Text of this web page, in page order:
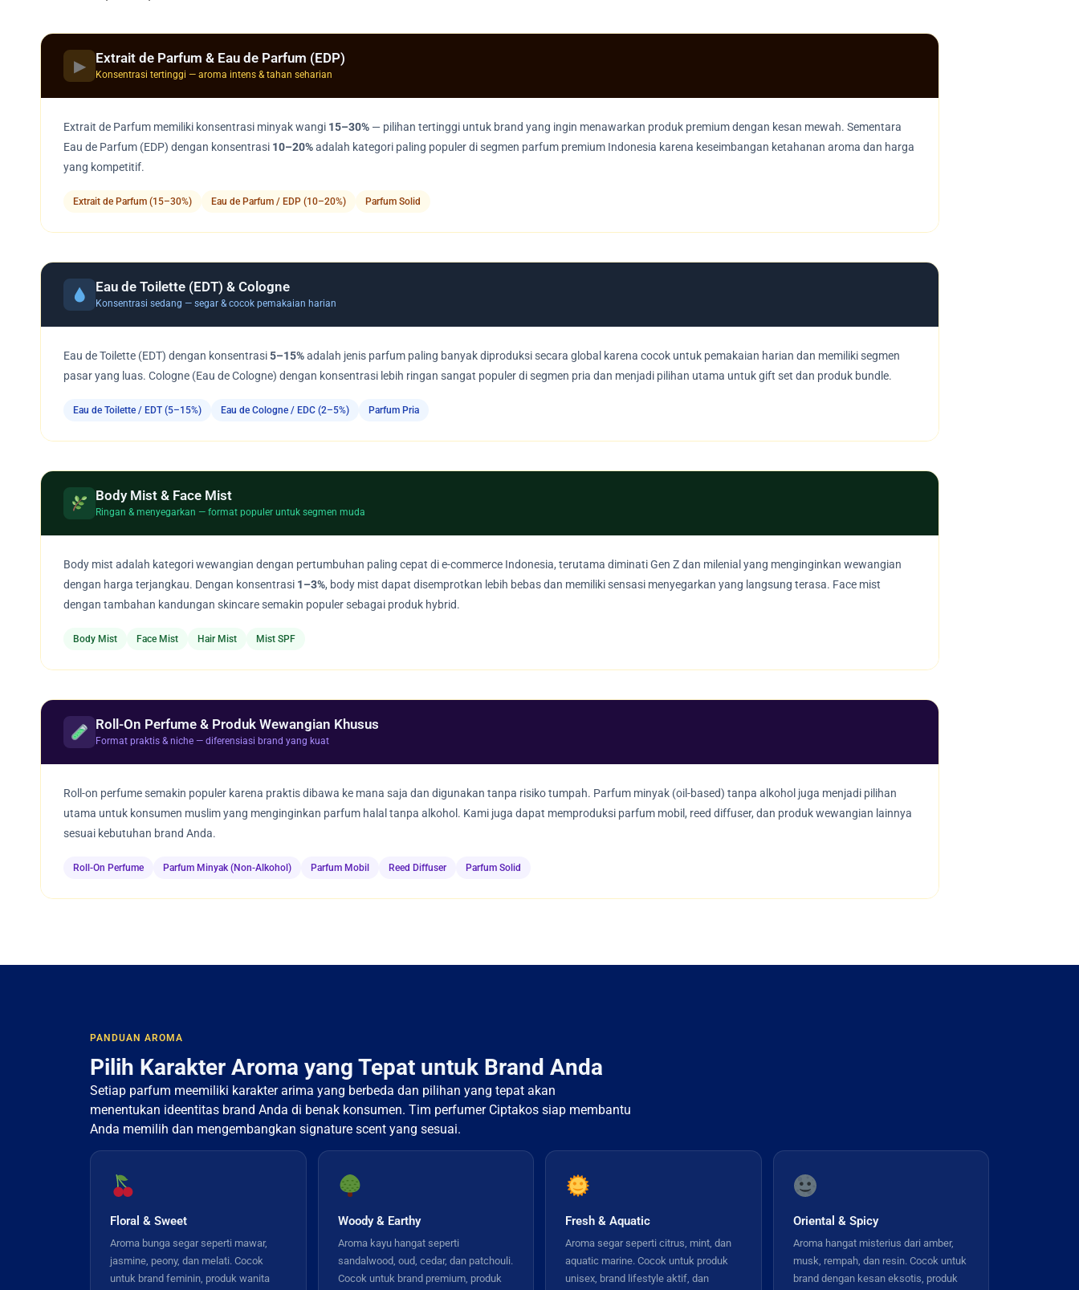
▶ Extrait de Parfum & Eau de Parfum (EDP)
Konsentrasi tertinggi — aroma intens & tahan seharian
Extrait de Parfum memiliki konsentrasi minyak wangi 15–30% — pilihan tertinggi untuk brand yang ingin menawarkan produk premium dengan kesan mewah. Sementara
Eau de Parfum (EDP) dengan konsentrasi 10–20%adalah kategori paling populer di segmen parfum premium Indonesia karena keseimbangan ketahanan aroma dan harga
yang kompetitif.
Extrait de Parfum (15–30%) Eau de Parfum / EDP (10–20%) Parfum Solid
Eau de Toilette (EDT) & Cologne
Konsentrasi sedang — segar & cocok pemakaian harian
Eau de Toilette (EDT) dengan konsentrasi5–15%adalah jenis parfum paling banyak diproduksi secara global karena cocok untuk pemakaian harian dan memiliki segmen
pasar yang luas. Cologne (Eau de Cologne) dengan konsentrasi lebih ringan sangat populer di segmen pria dan menjadi pilihan utama untuk gift set dan produk bundle.
Eau de Toilette / EDT (5–15%) Eau de Cologne / EDC (2–5%) Parfum Pria
Body Mist & Face Mist
Ringan & menyegarkan — format populer untuk segmen muda
Body mist adalah kategori wewangian dengan pertumbuhan paling cepat di e-commerce Indonesia, terutama diminati Gen Z dan milenial yang menginginkan wewangian
dengan harga terjangkau. Dengan konsentrasi 1–3%, body mist dapat disemprotkan lebih bebas dan memiliki sensasi menyegarkan yang langsung terasa. Face mist
dengan tambahan kandungan skincare semakin populer sebagai produk hybrid.
Body Mist Face Mist Hair Mist Mist SPF
Roll-On Perfume & Produk Wewangian Khusus
Format praktis & niche — diferensiasi brand yang kuat
Roll-on perfume semakin populer karena praktis dibawa ke mana saja dan digunakan tanpa risiko tumpah. Parfum minyak (oil-based) tanpa alkohol juga menjadi pilihan
utama untuk konsumen muslim yang menginginkan parfum halal tanpa alkohol. Kami juga dapat memproduksi parfum mobil, reed diffuser, dan produk wewangian lainnya
sesuai kebutuhan brand Anda.
Roll-On Perfume Parfum Minyak (Non-Alkohol) Parfum Mobil Reed Diffuser Parfum Solid
PANDUAN AROMA
Pilih Karakter Aroma yang Tepat untuk Brand Anda
Setiap parfum meemiliki karakter arima yang berbeda dan pilihan yang tepat akan
menentukan ideentitas brand Anda di benak konsumen. Tim perfumer Ciptakos siap membantu
Anda memilih dan mengembangkan signature scent yang sesuai.
Floral & Sweet
Aroma bunga segar seperti mawar,
jasmine, peony, dan melati. Cocok
untuk brand feminin, produk wanita
Woody & Earthy
Aroma kayu hangat seperti
sandalwood, oud, cedar, dan patchouli.
Cocok untuk brand premium, produk
Fresh & Aquatic
Aroma segar seperti citrus, mint, dan
aquatic marine. Cocok untuk produk
unisex, brand lifestyle aktif, dan
Oriental & Spicy
Aroma hangat misterius dari amber,
musk, rempah, dan resin. Cocok untuk
brand dengan kesan eksotis, produk